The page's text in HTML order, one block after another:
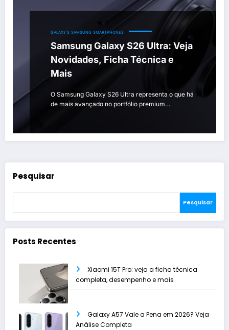
GALAXY S SAMSUNG SMARTPHONES
Samsung Galaxy S26 Ultra: Veja
Novidades, Ficha Técnica e
Mais
O Samsung Galaxy S26 Ultra representa o que há
de mais avançado no portfólio premium…
Pesquisar
Pesquisar
Posts Recentes
Xiaomi 15T Pro: veja a ficha técnica
completa, desempenho e mais
Galaxy A57 Vale a Pena em 2026? Veja
Análise Completa